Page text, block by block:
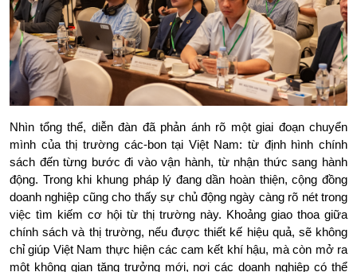
Nhìn tổng thể, diễn đàn đã phản ánh rõ một giai đoạn chuyển
mình của thị trường các-bon tại Việt Nam: từ định hình chính
sách đến từng bước đi vào vận hành, từ nhận thức sang hành
động. Trong khi khung pháp lý đang dần hoàn thiện, cộng đồng
doanh nghiệp cũng cho thấy sự chủ động ngày càng rõ nét trong
việc tìm kiếm cơ hội từ thị trường này. Khoảng giao thoa giữa
chính sách và thị trường, nếu được thiết kế hiệu quả, sẽ không
chỉ giúp Việt Nam thực hiện các cam kết khí hậu, mà còn mở ra
một không gian tăng trưởng mới, nơi các doanh nghiệp có thể